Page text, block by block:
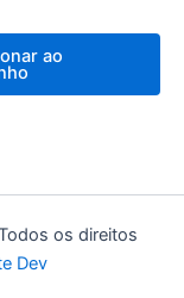
ao
os direitos
Dev